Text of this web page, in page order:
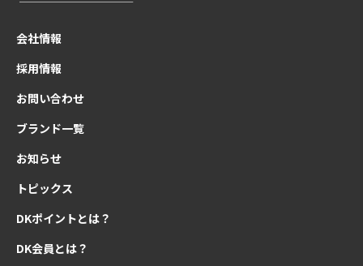
会社情報
採用情報
お問い合わせ
ブランド一覧
お知らせ
トピックス
DKポイントとは？
DK会員とは？